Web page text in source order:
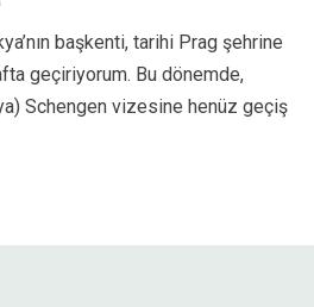
başkenti, tarihi Prag şehrine
geçiriyorum. Bu dönemde,
Schengen vizesine henüz geçiş